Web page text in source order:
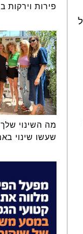
פירות וירקות
מה השינוי
שעשו שינוי